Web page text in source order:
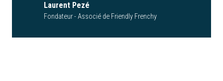
Laurent Pezé
Fondateur - Associé de Friendly Frenchy